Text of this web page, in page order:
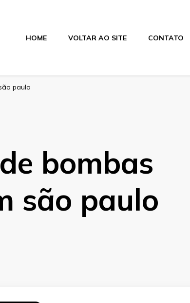
HOME VOLTAR AO SITE CONTATO
paulo
bombas
são paulo